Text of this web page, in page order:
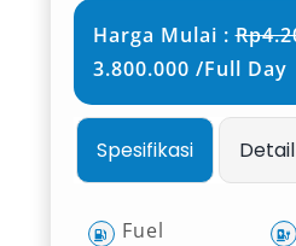
Harga Mulai :
3.800.000 /Full Day
Spesifikasi
Fuel